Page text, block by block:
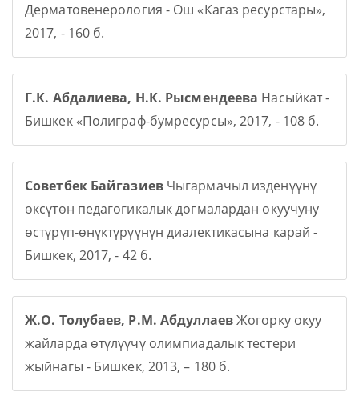
Дерматовенерология - Ош «Кагаз ресурстары»,
2017, - 160 б.
Г.К. Абдалиева, Н.К. Рысмендеева Насыйкат -
Бишкек «Полиграф-бумресурсы», 2017, - 108 б.
Советбек БайгазиевЧыгармачыл изденүүнү
өксүтөн педагогикалык догмалардан окуучуну
өстүрүп-өнүктүрүүнүн диалектикасына карай -
Бишкек, 2017, - 42 б.
Ж.О. Толубаев, Р.М. АбдуллаевЖогорку окуу
жайларда өтүлүүчү олимпиадалык тестери
жыйнагы - Бишкек, 2013, – 180 б.